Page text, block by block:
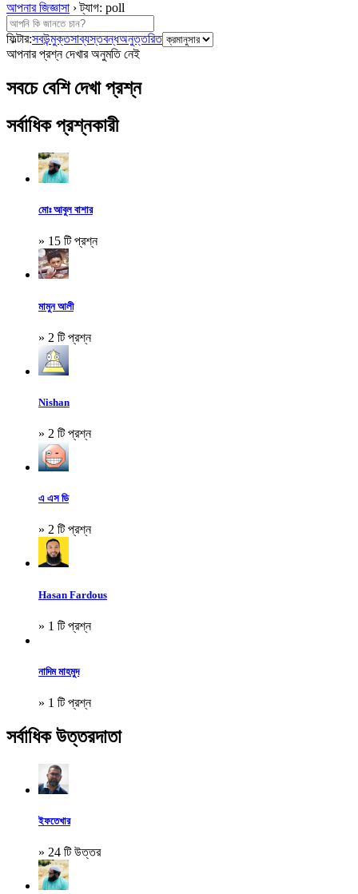
আপনার জিজ্ঞাসা ›ট্যাগ: poll
ফিল্টার:সবউন্মুক্তসাব্যস্তবন্ধঅনুত্তরিত
আপনার প্রশ্ন দেখার অনুমতি নেই
সবচে বেশি দেখা প্রশ্ন
সর্বাধিক প্রশ্নকারী
মোঃ আবুল বাশার
» 15 টি প্রশ্ন
মামুন আলী
» 2 টি প্রশ্ন
Nishan
» 2 টি প্রশ্ন
এ এস ডি
» 2 টি প্রশ্ন
Hasan Fardous
» 1 টি প্রশ্ন
নাদিম মাহমুদ
» 1 টি প্রশ্ন
সর্বাধিক উত্তরদাতা
ইফতেখার
» 24 টি উত্তর